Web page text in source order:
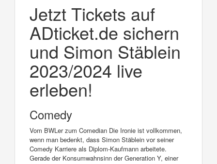
Jetzt Tickets auf
ADticket.de sichern
und Simon Stäblein
2023/2024 live
erleben!
Comedy
Vom BWLer zum Comedian Die Ironie ist vollkommen,
wenn man bedenkt, dass Simon Stäblein vor seiner
Comedy Karriere als Diplom-Kaufmann arbeitete.
Gerade der Konsumwahnsinn der Generation Y, einer